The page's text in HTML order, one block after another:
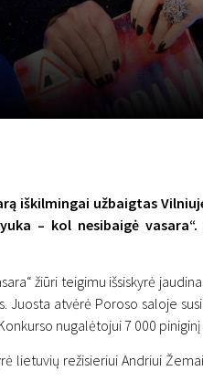
iškilmingai užbaigtas
– kol nesibaigė
žiūri teigimu išsiskyrė
atvėrė Poroso saloje
nugalėtojui 7 000
lietuvių režisieriui Andriui